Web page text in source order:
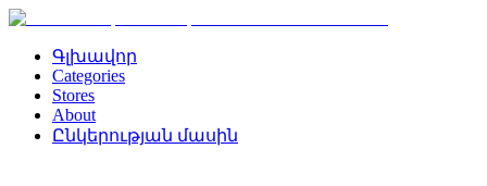
Գլխավոր
Categories
Stores
About
Ընկերության մասին